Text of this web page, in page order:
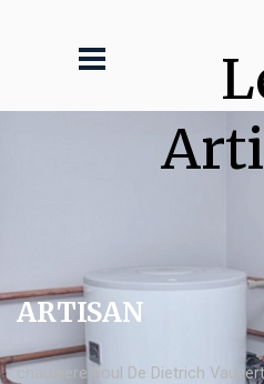
ARTISAN
chaudière fioul De Dietrich Vauvert